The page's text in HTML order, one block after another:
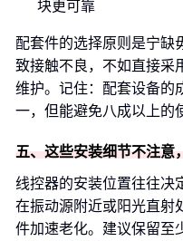
块更可靠
配套件的选择原则是宁
致接触不良，不如直接采
维护。记住：配套设备的
一，但能避免八成以上的
五、这些安装细节不注意
线控器的安装位置往往决
在振动源附近或阳光直射
件加速老化。建议保留至